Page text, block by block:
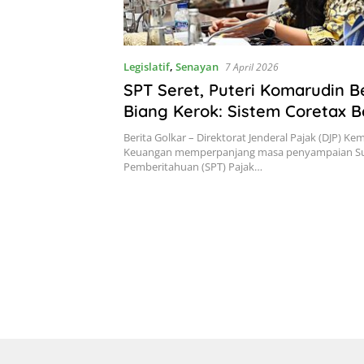
Legislatif, Senayan 7 April 2026
SPT Seret, Puteri Komarudin
Biang Kerok: Sistem Coretax
Dipahami
Berita Golkar – Direktorat Jenderal Pajak (DJP)
Keuangan memperpanjang masa penyampaian
Pemberitahuan (SPT) Pajak…